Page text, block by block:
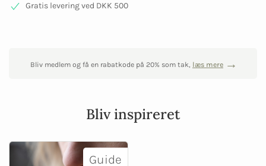
Gratis levering ved DKK 500
Bliv medlem og få en rabatkode på 20% som tak, læs mere
Bliv inspireret
Guide